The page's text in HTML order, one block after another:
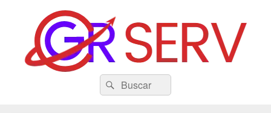
Tecnologia, Eduacação, Dicas e Variedades
Search
for:
Pesquisar